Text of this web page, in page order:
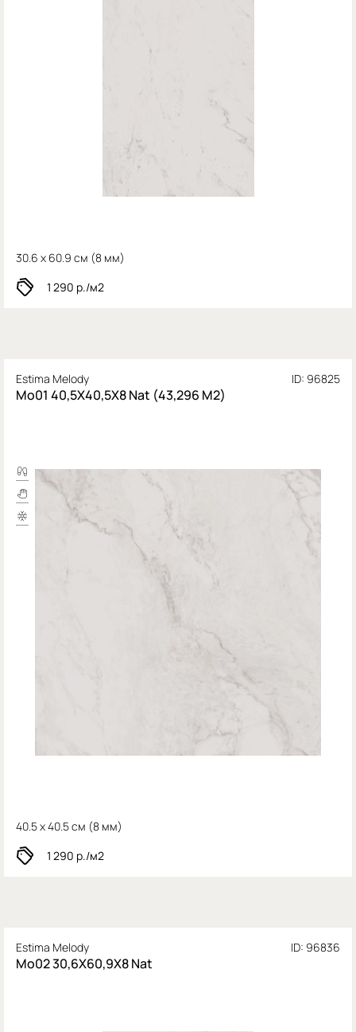
30.6 x 60.9 см (8 мм)
1 290 р./м2
Estima Melody ID: 96825
Mo01 40,5X40,5Х8 Nat (43,296 М2)
40.5 x 40.5 см (8 мм)
1 290 р./м2
Estima Melody ID: 96836
Mo02 30,6X60,9X8 Nat